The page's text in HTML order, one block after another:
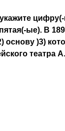
ые). В
)3)
театра